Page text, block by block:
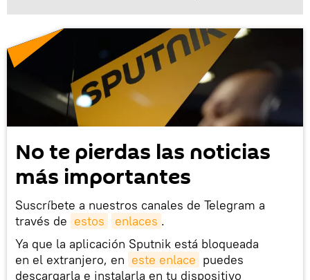
No te pierdas las noticias
más importantes
Suscríbete a nuestros canales de Telegram a
través de estos enlaces .
Ya que la aplicación Sputnik está bloqueada
en el extranjero, en este enlace puedes
descargarla e instalarla en tu dispositivo